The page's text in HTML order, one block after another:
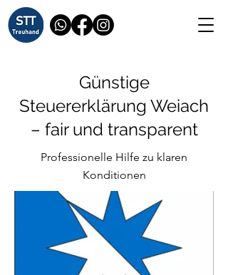
Günstige
Steuererklärung Weiach
– fair und transparent
Professionelle Hilfe zu klaren
Konditionen